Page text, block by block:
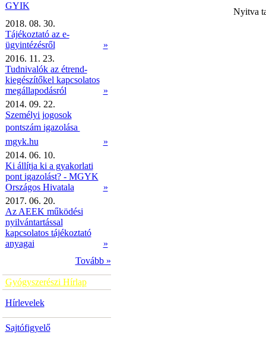
GYIK
2018. 08. 30.
Tájékoztató az e-
ügyintézésről
»
2016. 11. 23.
Tudnivalók az étrend-
kiegészítőkel kapcsolatos
megállapodásról
»
2014. 09. 22.
Személyi jogosok
pontszám igazolása 
mgyk.hu
»
2014. 06. 10.
Ki állítja ki a gyakorlati
pont igazolást? - MGYK
Országos Hivatala
»
2017. 06. 20.
Az AEEK működési
nyilvántartással
kapcsolatos tájékoztató
anyagai
»
Tovább »
Gyógyszerészi Hírlap
Hírlevelek
Sajtófigyelő
Nyitva